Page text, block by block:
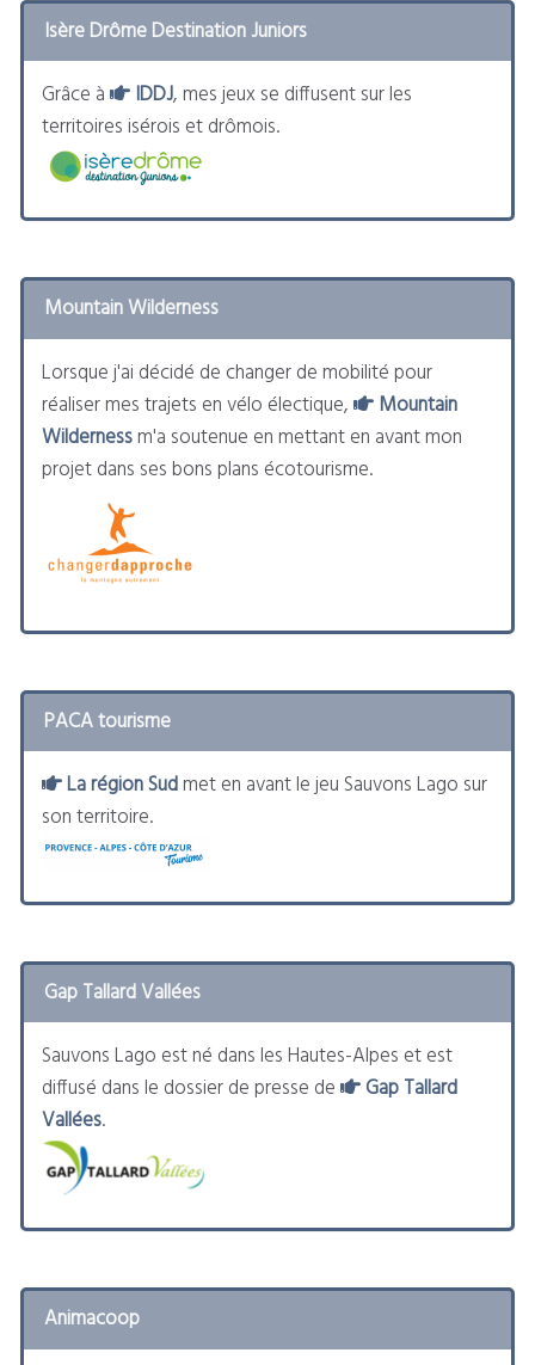
Isère Drôme Destination Juniors
Grâce à
IDDJ, mes jeux se diffusent sur les
territoires isérois et drômois.
Mountain Wilderness
Lorsque j'ai décidé de changer de mobilité pour
réaliser mes trajets en vélo électique,
Mountain
Wildernessm'a soutenue en mettant en avant mon
projet dans ses bons plans écotourisme.
PACA tourisme
La région Sudmet en avant le jeu Sauvons Lago sur
son territoire.
Gap Tallard Vallées
Sauvons Lago est né dans les Hautes-Alpes et est
diffusé dans le dossier de presse de
Gap Tallard
Vallées.
Animacoop